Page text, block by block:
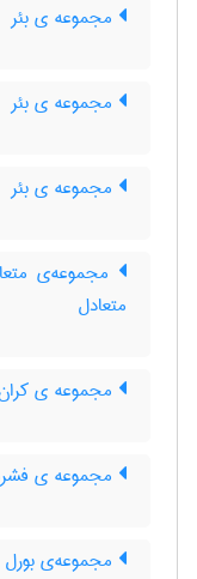
مجموعه ی بئر
مجموعه ی بئر
مجموعه ی بئر
مجموعه‌ی
متعادل
مجموعه ی
مجموعه ی
مجموعه‌ی